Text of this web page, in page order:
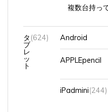
タ
レ
ッ
ト
(624) Android
APPLEpencil
iPadmini(244)